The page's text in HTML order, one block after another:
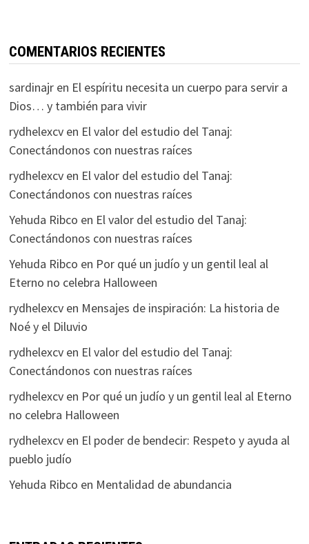
COMENTARIOS RECIENTES
sardinajren El espíritu necesita un cuerpo para servir a
Dios… y también para vivir
rydhelexcven El valor del estudio del Tanaj:
Conectándonos con nuestras raíces
rydhelexcven El valor del estudio del Tanaj:
Conectándonos con nuestras raíces
Yehuda Ribco en El valor del estudio del Tanaj:
Conectándonos con nuestras raíces
Yehuda Ribco en Por qué un judío y un gentil leal al
Eterno no celebra Halloween
rydhelexcven Mensajes de inspiración: La historia de
Noé y el Diluvio
rydhelexcven El valor del estudio del Tanaj:
Conectándonos con nuestras raíces
rydhelexcven Por qué un judío y un gentil leal al Eterno
no celebra Halloween
rydhelexcven El poder de bendecir: Respeto y ayuda al
pueblo judío
Yehuda Ribco en Mentalidad de abundancia